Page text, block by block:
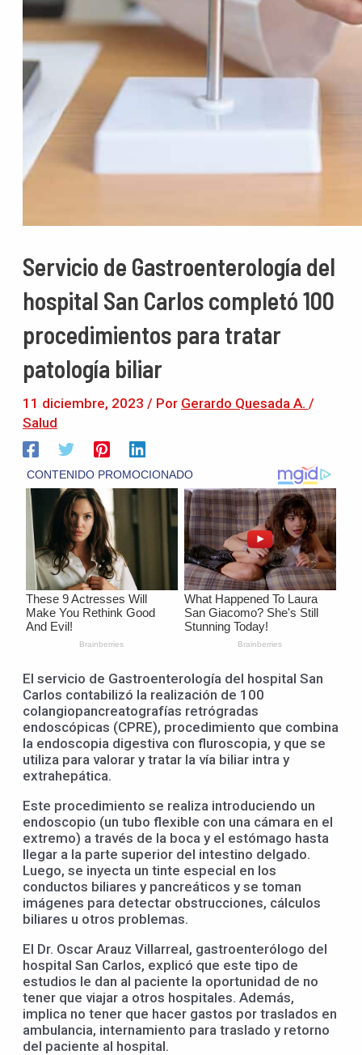
Servicio de Gastroenterología del
hospital San Carlos completó 100
procedimientos para tratar
patología biliar
11 diciembre, 2023 / Por Gerardo Quesada A. /
Salud
El servicio de Gastroenterología del hospital San
Carlos contabilizó la realización de 100
colangiopancreatografías retrógradas
endoscópicas (CPRE), procedimiento que combina
la endoscopia digestiva con fluroscopia, y que se
utiliza para valorar y tratar la vía biliar intra y
extrahepática.
Este procedimiento se realiza introduciendo un
endoscopio (un tubo flexible con una cámara en el
extremo) a través de la boca y el estómago hasta
llegar a la parte superior del intestino delgado.
Luego, se inyecta un tinte especial en los
conductos biliares y pancreáticos y se toman
imágenes para detectar obstrucciones, cálculos
biliares u otros problemas.
El Dr. Oscar Arauz Villarreal, gastroenterólogo del
hospital San Carlos, explicó que este tipo de
estudios le dan al paciente la oportunidad de no
tener que viajar a otros hospitales. Además,
implica no tener que hacer gastos por traslados en
ambulancia, internamiento para traslado y retorno
del paciente al hospital.